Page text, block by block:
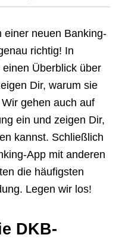
einer neuen Banking-
richtig! In
Überblick über
Dir, warum sie
gehen auch auf
ein und zeigen Dir,
kannst. Schließlich
App mit anderen
die häufigsten
Legen wir los!
DKB-